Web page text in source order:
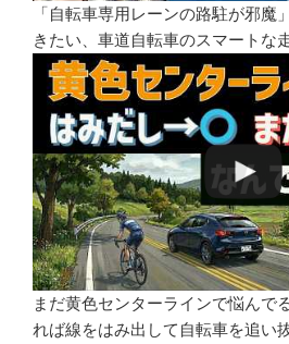
「自転車専用レーンの路駐が邪魔
きたい、車道自転車のスマートな
まだ黄色センターラインで悩んで
れば線をはみ出して自転車を追い